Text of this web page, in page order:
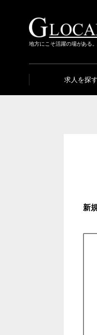
地方にこそ活躍の場がある
求人を探す
新